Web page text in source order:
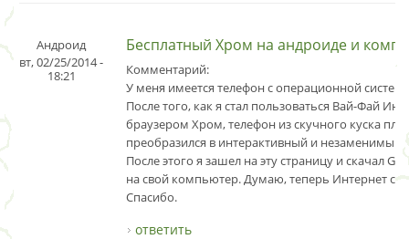
Андроид
вт, 02/25/2014 -
18:21
Бесплатный Хром на андроиде и
Комментарий:
У меня имеется телефон с операционной
После того, как я стал пользоваться Вай-Фай
браузером Хром, телефон из скучного куска
преобразился в интерактивный и незаменимый
После этого я зашел на эту страницу и скачал
на свой компьютер. Думаю, теперь Интернет
Спасибо.
ответить